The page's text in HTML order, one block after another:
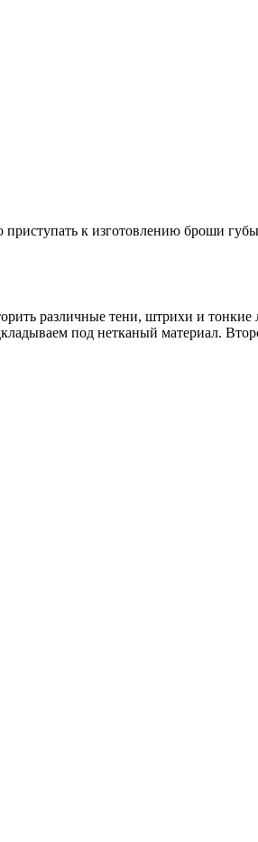
к изготовлению броши
различные тени, штрихи и
под нетканый материал.